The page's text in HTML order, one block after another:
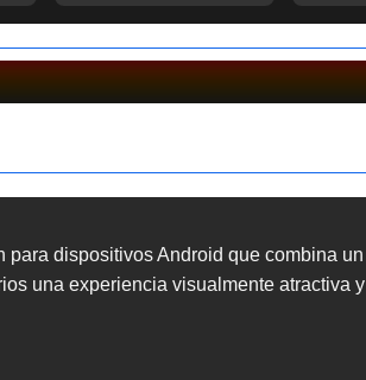
para dispositivos Android que combina
una experiencia visualmente atractiva